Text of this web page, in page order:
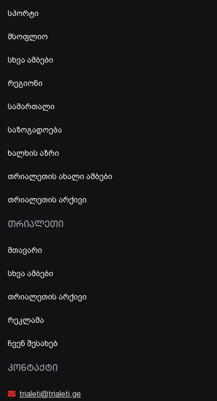
სპორტი
მსოფლიო
სხვა ამბები
რეგიონი
სამართალი
საზოგადოება
ხალხის აზრი
თრიალეთის ახალი ამბები
თრიალეთის არქივი
ᲗᲠᲘᲐᲚᲔᲗᲘ
მთავარი
სხვა ამბები
თრიალეთის არქივი
რეკლამა
ჩვენ შესახებ
ᲙᲝᲜᲢᲐᲥᲢᲘ
trialeti@trialeti.ge